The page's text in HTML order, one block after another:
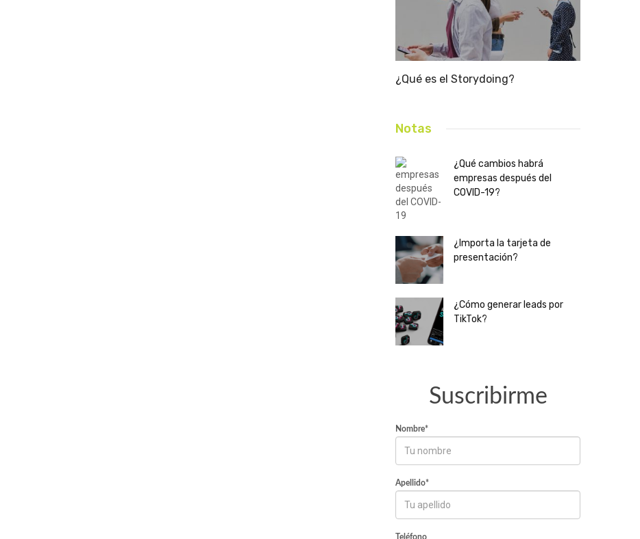
¿Qué es el Storydoing?
Notas
¿Qué cambios habrá
empresas después del
COVID-19?
¿Importa la tarjeta de
presentación?
¿Cómo generar leads por
TikTok?
Suscribirme
Nombre*
Apellido*
Teléfono